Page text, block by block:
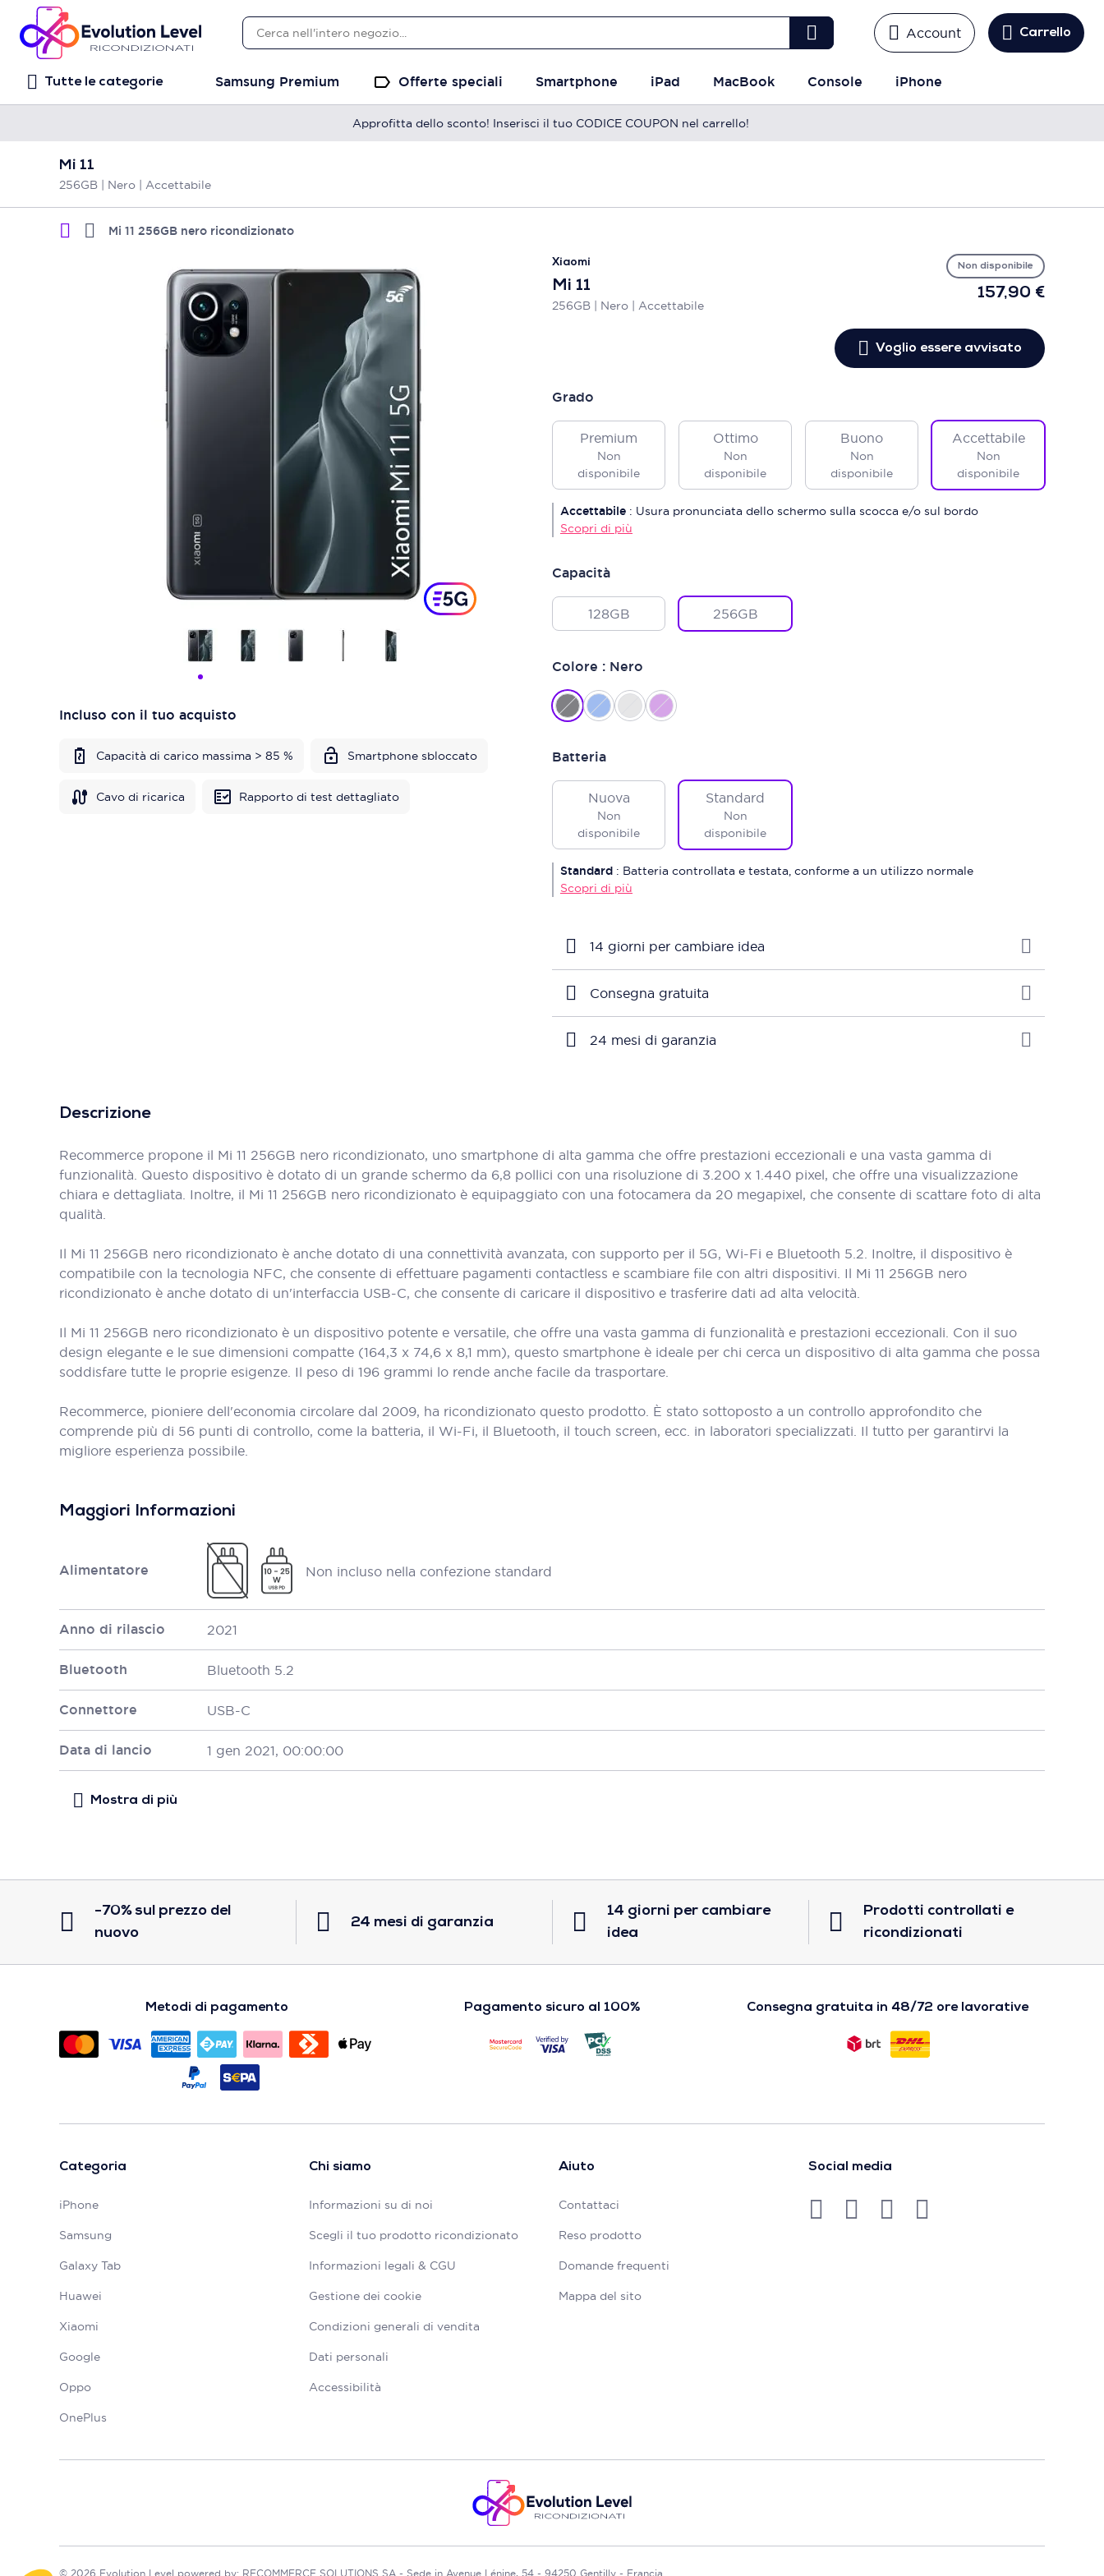
Account Carrello
Tutte le categorie Samsung Premium Offerte speciali Smartphone iPad MacBook Console iPhone
Approfitta dello sconto! Inserisci il tuo CODICE COUPON nel carrello!
Mi 11
256GB | Nero | Accettabile
Mi 11 256GB nero ricondizionato
Xiaomi
Mi 11
256GB | Nero | Accettabile
Non disponibile
Incluso con il tuo acquisto
Capacità di carico massima > 85 % Smartphone sbloccato
Cavo di ricarica Rapporto di test dettagliato
157,90 €
Voglio essere avvisato
Grado
Premium
Non
disponibile
Ottimo
Non
disponibile
Buono
Non
disponibile
Accettabile
Non
disponibile
Accettabile : Usura pronunciata dello schermo sulla scocca e/o sul bordo
Scopri di più
Capacità
128GB 256GB
Colore : Nero
Batteria
Nuova
Non
disponibile
Standard
Non
disponibile
Standard : Batteria controllata e testata, conforme a un utilizzo normale
Scopri di più
14 giorni per cambiare idea
Consegna gratuita
24 mesi di garanzia
Descrizione
Recommerce propone il Mi 11 256GB nero ricondizionato, uno smartphone di alta gamma che offre prestazioni eccezionali e una vasta gamma di
funzionalità. Questo dispositivo è dotato di un grande schermo da 6,8 pollici con una risoluzione di 3.200 x 1.440 pixel, che offre una visualizzazione
chiara e dettagliata. Inoltre, il Mi 11 256GB nero ricondizionato è equipaggiato con una fotocamera da 20 megapixel, che consente di scattare foto di alta
qualità.
Il Mi 11 256GB nero ricondizionato è anche dotato di una connettività avanzata, con supporto per il 5G, Wi-Fi e Bluetooth 5.2. Inoltre, il dispositivo è
compatibile con la tecnologia NFC, che consente di effettuare pagamenti contactless e scambiare file con altri dispositivi. Il Mi 11 256GB nero
ricondizionato è anche dotato di un'interfaccia USB-C, che consente di caricare il dispositivo e trasferire dati ad alta velocità.
Il Mi 11 256GB nero ricondizionato è un dispositivo potente e versatile, che offre una vasta gamma di funzionalità e prestazioni eccezionali. Con il suo
design elegante e le sue dimensioni compatte (164,3 x 74,6 x 8,1 mm), questo smartphone è ideale per chi cerca un dispositivo di alta gamma che possa
soddisfare tutte le proprie esigenze. Il peso di 196 grammi lo rende anche facile da trasportare.
Recommerce, pioniere dell'economia circolare dal 2009, ha ricondizionato questo prodotto. È stato sottoposto a un controllo approfondito che
comprende più di 56 punti di controllo, come la batteria, il Wi-Fi, il Bluetooth, il touch screen, ecc. in laboratori specializzati. Il tutto per garantirvi la
migliore esperienza possibile.
Maggiori Informazioni
Alimentatore Non incluso nella confezione standard
Anno di rilascio 2021
Bluetooth Bluetooth 5.2
Connettore USB-C
Data di lancio 1 gen 2021, 00:00:00
-70% sul prezzo del
nuovo
24 mesi di garanzia
14 giorni per cambiare
idea
Prodotti controllati e
ricondizionati
Metodi di pagamento Pagamento sicuro al 100% Consegna gratuita in 48/72 ore lavorative
Categoria
iPhone
Samsung
Galaxy Tab
Huawei
Xiaomi
Google
Oppo
OnePlus
Chi siamo
Informazioni su di noi
Scegli il tuo prodotto ricondizionato
Informazioni legali & CGU
Gestione dei cookie
Condizioni generali di vendita
Dati personali
Accessibilità
Aiuto
Contattaci
Reso prodotto
Domande frequenti
Mappa del sito
Social media
© 2026 Evolution Level powered by: RECOMMERCE SOLUTIONS SA - Sede in Avenue Lénine, 54 - 94250 Gentilly - Francia